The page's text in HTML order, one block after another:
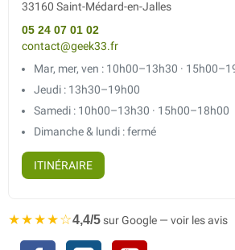
33160 Saint-Médard-en-Jalles
05 24 07 01 02
contact@geek33.fr
Mar, mer, ven : 10h00–13h30 ·
Jeudi : 13h30–19h00
Samedi : 10h00–13h30 · 15h00–18h00
Dimanche & lundi : fermé
ITINÉRAIRE
★★★★☆4,4/5sur Google — voir les avis